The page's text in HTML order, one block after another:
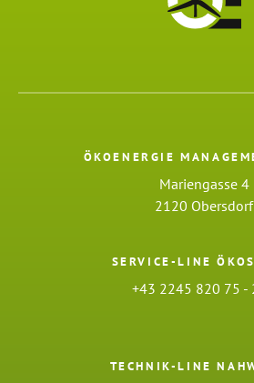
ÖKOENERGIE
Mariengasse 4
2120 Obersdorf
SERVICE-LINE
+43 2245 820 75 -
TECHNIK-LINE